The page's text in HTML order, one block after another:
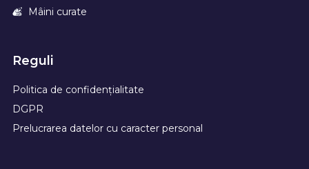
Mâini curate
Reguli
Politica de confidențialitate
DGPR
Prelucrarea datelor cu caracter personal